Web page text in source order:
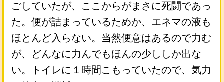
ごしていたが、ここからがまさに死闘であっ
た。便が詰まっているためか、エネマの液も
ほとんど入らない。当然便意はあるので力む
が、どんなに力んでもほんの少ししか出な
い。トイレに１時間こもっていたので、気力